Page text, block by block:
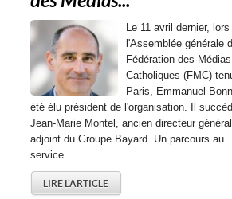
Le 11 avril dernier, lors
l'Assemblée générale
Fédération des Médias
Catholiques (FMC)
Paris, Emmanuel
été élu président de l'organisation. Il
Jean-Marie Montel, ancien directeur général
adjoint du Groupe Bayard. Un parcours au
service...
LIRE L'ARTICLE